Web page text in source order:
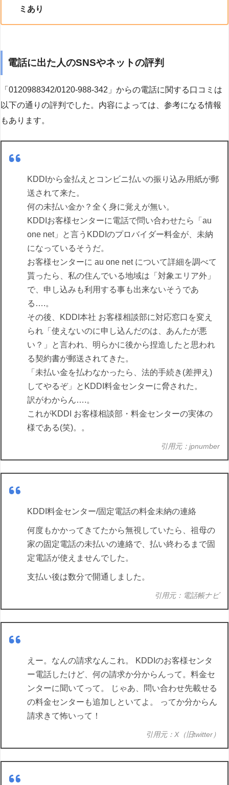
ミあり
電話に出た人のSNSやネットの評判
「0120988342/0120-988-342」からの電話に関する口コミは
以下の通りの評判でした。内容によっては、参考になる情報
もあります。
KDDIから金払えとコンビニ払いの振り込み用紙が郵
送されて来た。
何の未払い金か？全く身に覚えが無い。
KDDIお客様センターに電話で問い合わせたら「au
one net」と言うKDDIのプロバイダー料金が、未納
になっているそうだ。
お客様センターに au one net について詳細を調べて
貰ったら、私の住んでいる地域は「対象エリア外」
で、申し込みも利用する事も出来ないそうであ
る….。
その後、KDDI本社 お客様相談部に対応窓口を変え
られ「使えないのに申し込んだのは、あんたが悪
い？」と言われ、明らかに後から捏造したと思われ
る契約書が郵送されてきた。
「未払い金を払わなかったら、法的手続き(差押え)
してやるぞ」とKDDI料金センターに脅された。
訳がわからん….。
これがKDDI お客様相談部・料金センターの実体の
様である(笑)。。
引用元：jpnumber
KDDI料金センター/固定電話の料金未納の連絡
何度もかかってきてたから無視していたら、祖母の
家の固定電話の未払いの連絡で、払い終わるまで固
定電話が使えませんでした。
支払い後は数分で開通しました。
引用元：電話帳ナビ
えー。なんの請求なんこれ。 KDDIのお客様センタ
ー電話したけど、何の請求か分からんって。料金セ
ンターに聞いてって。 じゃあ、問い合わせ先載せる
の料金センターも追加しといてよ。 ってか分からん
請求きて怖いって！
引用元：X（旧twitter）